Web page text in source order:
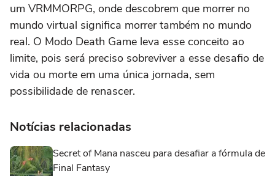
um VRMMORPG, onde descobrem que morrer no
mundo virtual significa morrer também no mundo
real. O Modo Death Game leva esse conceito ao
limite, pois será preciso sobreviver a esse desafio de
vida ou morte em uma única jornada, sem
possibilidade de renascer.
Notícias relacionadas
Secret of Mana nasceu para desafiar a fórmula de
Final Fantasy